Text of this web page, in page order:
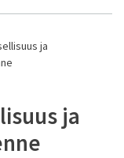
ja
ja